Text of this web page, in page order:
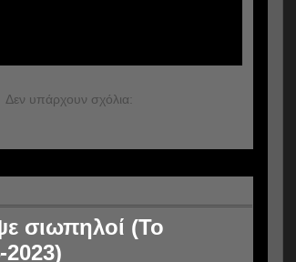
Δεν υπάρχουν σχόλια:
σιωπηλοί (Το
2023)